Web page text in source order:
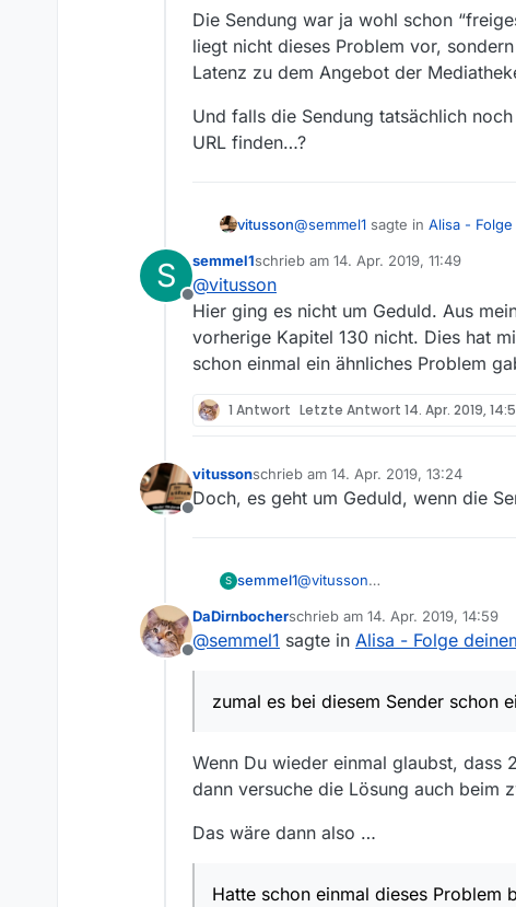
Die Sendung war ja wohl schon
liegt nicht dieses Problem vor,
Latenz zu dem Angebot der
Und falls die Sendung tatsächlich
URL finden…?
vitusson@semmel1 sagte in Alisa -
vorher stundenlang nicht.
Die Ausstrahlung war laut
neue Sendungen in der Liste
S
Offline
semmel1schrieb am 14. Apr. 2019, 11:49
zuletzt editiert von
@vitusson
Hier ging es nicht um Geduld. Aus
vorherige Kapitel 130 nicht. Dies hat
schon einmal ein ähnliches Problem
1 Antwort Letzte Antwort 14. Apr. 2019,
Offline
vitussonschrieb am 14. Apr. 2019, 13:24
zuletzt editiert von
Doch, es geht um Geduld, wenn die
S semmel1@vitusson
Kapitel 130 nicht. Dies hat
ähnliches Problem gab.
Offline
DaDirnbocherschrieb am 14. Apr. 2019, 14:59
zuletzt editiert von
@semmel1 sagte in Alisa - Folge
zumal es bei diesem Sender schon
Wenn Du wieder einmal glaubst, dass
dann versuche die Lösung auch beim
Das wäre dann also …
Hatte schon einmal dieses Problem